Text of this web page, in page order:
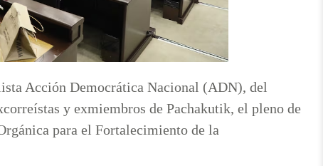
Acción Democrática Nacional (ADN), del
y exmiembros de Pachakutik, el pleno de
para el Fortalecimiento de la